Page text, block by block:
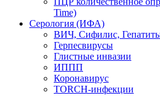
Time)
Серология (ИФА)
ВИЧ, Сифилис,
Герпесвирусы
Глистные инвазии
ИППП
Коронавирус
TORCH-инфекции